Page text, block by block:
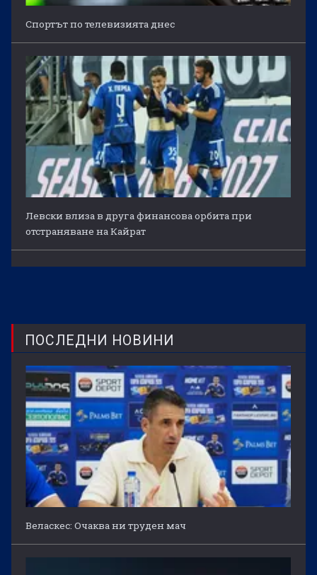
Спортът по телевизията днес
Левски влиза в друга финансова орбита при
отстраняване на Кайрат
ПОСЛЕДНИ НОВИНИ
Веласкес: Очаква ни труден мач